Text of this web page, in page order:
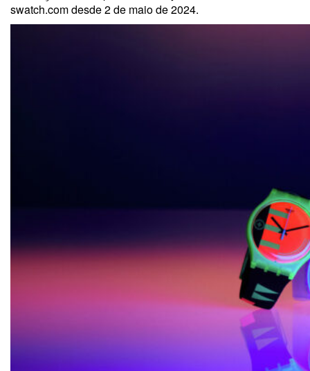
swatch.com desde 2 de maio de 2024.